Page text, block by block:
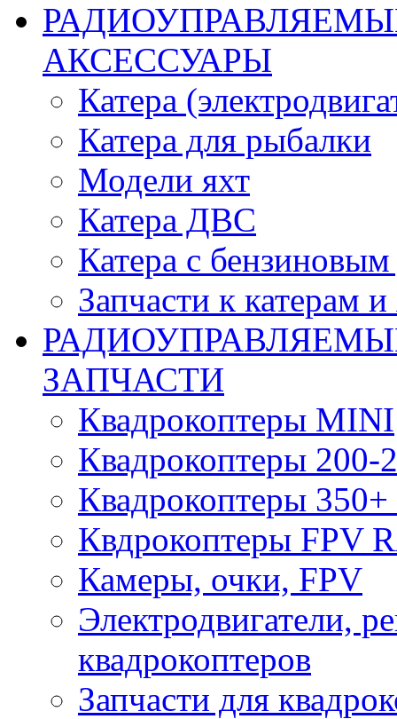
АКСЕССУАРЫ
Катера
Катера для рыбалки
Модели яхт
Катера ДВС
Катера с бензиновым
Запчасти к катерам
ЗАПЧАСТИ
Квадрокоптеры MINI
Квадрокоптеры 200-
Квадрокоптеры 350+
Квдрокоптеры FPV
Камеры, очки, FPV
Электродвигатели,
квадрокоптеров
Запчасти для